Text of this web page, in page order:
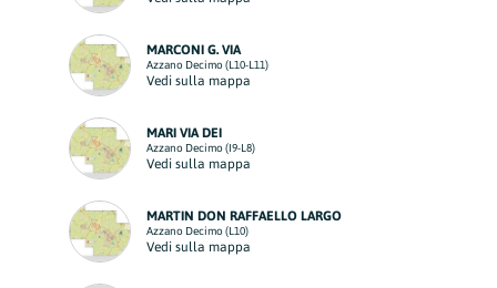
MARCONI G. VIA
Azzano Decimo (L10-L11)
Vedi sulla mappa
MARI VIA DEI
Azzano Decimo (I9-L8)
Vedi sulla mappa
MARTIN DON RAFFAELLO LARGO
Azzano Decimo (L10)
Vedi sulla mappa